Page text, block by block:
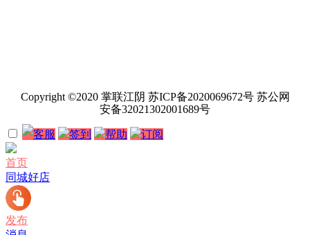
Copyright ©2020 掌联江阴 苏ICP备2020069672号 苏公网
安备32021302001689号
客服 签到 帮助 订阅
首页
同城好店
发布